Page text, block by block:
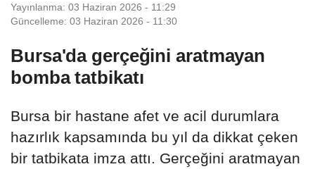
Yayınlanma: 03 Haziran 2026 - 11:29
Güncelleme: 03 Haziran 2026 - 11:30
Bursa'da gerçeğini aratmayan
bomba tatbikatı
Bursa bir hastane afet ve acil durumlara
hazırlık kapsamında bu yıl da dikkat çeken
bir tatbikata imza attı. Gerçeğini aratmayan